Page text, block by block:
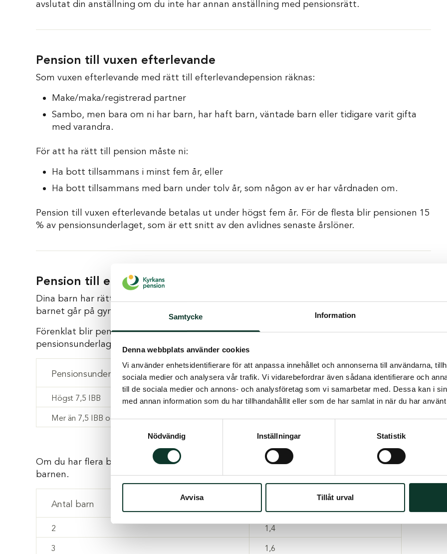
Samtycke Information
Denna webbplats använder cookies
Vi använder enhetsidentifierare för att anpassa innehållet och annonserna till användarna,
sociala medier och analysera vår trafik. Vi vidarebefordrar även sådana identifierare och
till de sociala medier och annons- och analysföretag som vi samarbetar med. Dessa kan i
med annan information som du har tillhandahållit eller som de har samlat in när du har
Nödvändig
Inställningar Statistik
Avvisa Tillåt urval
avslutat din anställning om du inte har annan anställning med pensionsrätt.
Pension till vuxen efterlevande
Som vuxen efterlevande med rätt till efterlevandepension räknas:
Make/maka/registrerad partner
Sambo, men bara om ni har barn, har haft barn, väntade barn eller tidigare varit gifta
med varandra.
För att ha rätt till pension måste ni:
Ha bott tillsammans i minst fem år, eller
Ha bott tillsammans med barn under tolv år, som någon av er har vårdnaden om.
Pension till vuxen efterlevande betalas ut under högst fem år. För de flesta blir pensionen 15
% av pensionsunderlaget, som är ett snitt av den avlidnes senaste årslöner.
Pension till efterlevande barn
Dina barn har rätt till efterlevandepension till 18 års ålder. Pensionen betalas ut längre om
barnet går på gymnasiet, men längst till 20 års ålder.
Förenklat blir pensionen till ett efterlevande barn 10 % av din inkomst eller det så kallade
pensionsunderlaget. Pensionen blir olika stor i olika inkomstskikt.
Pensionsunderlag (IBB) Pensionsnivå
Högst 7,5 IBB
10 %
Mer än 7,5 IBB och högst 20 IBB
28 %
Om du har flera barn höjs det totala pensionsbeloppet som sedan fördelas lika mellan
barnen.
Antal barn
2
1,4
3
1,6